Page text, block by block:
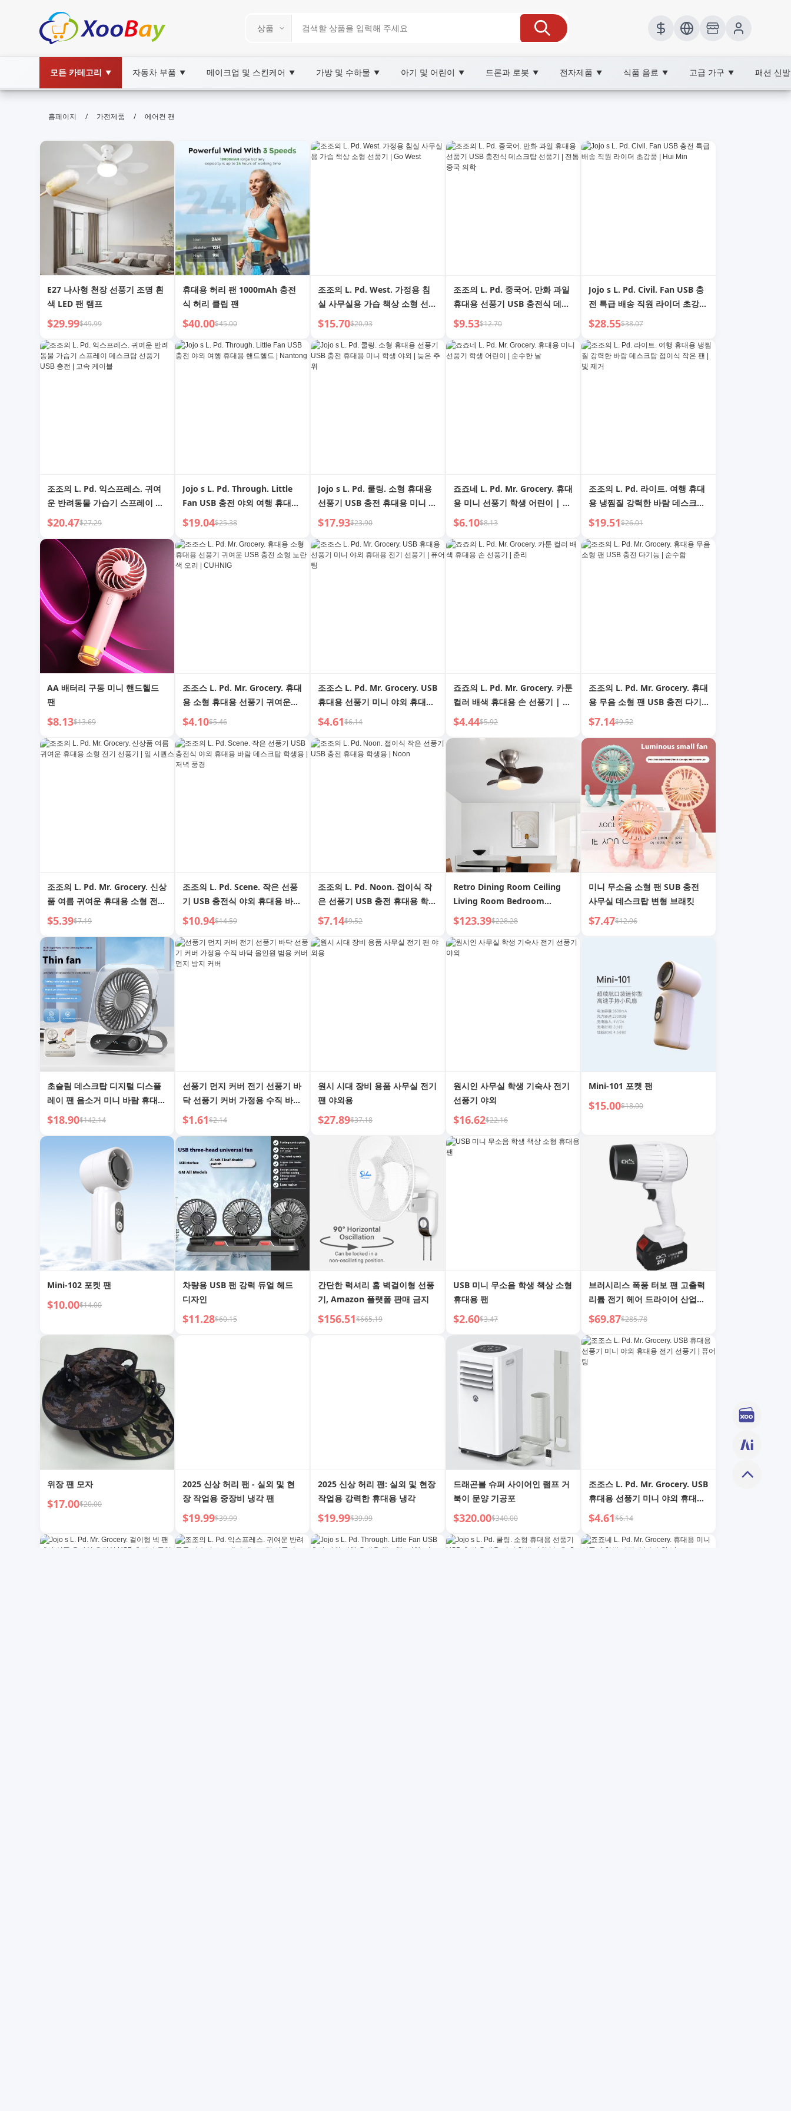
모든 카테고리 ▼ 자동차 부품 ▼ 메이크업 및 스킨케어 ▼ 가방 및 수하물 ▼ 아기 및 어린이 ▼ 드론과 로봇 ▼ 전자제품 ▼ 식품 음료 ▼ 고급 가구 ▼ 패션 신
에어컨 팬 | XOOBAY B2B/B2C Marketplace
에어컨 팬의 작동 원리와 관리 팁을 제시하여 성능 향상과 유지비 절감을 돕는 SEO 친화적 안내
홈페이지 / 가전제품 / 에어컨 팬
E27 나사형 천장 선풍기 조명 흰
색 LED 팬 램프
$29.99$49.99
휴대용 허리 팬 1000mAh 충전
식 허리 클립 팬
$40.00$45.00
조조의 L. Pd. West. 가정용 침
실 사무실용 가습 책상 소형 선풍
기 | Go West
$15.70$20.93
조조의 L. Pd. 중국어. 만화 과일
휴대용 선풍기 USB 충전식 데스
크탑 선풍기 | 전통 중국 의학
$9.53$12.70
Jojo s L. Pd. Civil. Fan USB 충
전 특급 배송 직원 라이더 초강풍
| Hui Min
$28.55$38.07
조조의 L. Pd. 익스프레스. 귀여
운 반려동물 가습기 스프레이 데
스크탑 선풍기 USB 충전 | 고속
케이블
$20.47$27.29
Jojo s L. Pd. Through. Little
Fan USB 충전 야외 여행 휴대용
핸드헬드 | Nantong
$19.04$25.38
Jojo s L. Pd. 쿨링. 소형 휴대용
선풍기 USB 충전 휴대용 미니 학
생 야외 | 늦은 추위
$17.93$23.90
죠죠네 L. Pd. Mr. Grocery. 휴대
용 미니 선풍기 학생 어린이 | 순
수한 날
$6.10$8.13
조조의 L. Pd. 라이트. 여행 휴대
용 냉찜질 강력한 바람 데스크탑
접이식 작은 팬 | 빛 제거
$19.51$26.01
AA 배터리 구동 미니 핸드헬드
팬
$8.13$13.69
조조스 L. Pd. Mr. Grocery. 휴대
용 소형 휴대용 선풍기 귀여운
USB 충전 소형 노란색 오리 |
CUHNIG
$4.10$5.46
조조스 L. Pd. Mr. Grocery. USB
휴대용 선풍기 미니 야외 휴대용
전기 선풍기 | 퓨어 팅
$4.61$6.14
죠죠의 L. Pd. Mr. Grocery. 카툰
컬러 배색 휴대용 손 선풍기 | 춘
리
$4.44$5.92
조조의 L. Pd. Mr. Grocery. 휴대
용 무음 소형 팬 USB 충전 다기
능 | 순수함
$7.14$9.52
조조의 L. Pd. Mr. Grocery. 신상
품 여름 귀여운 휴대용 소형 전기
선풍기 | 잎 시퀀스
$5.39$7.19
조조의 L. Pd. Scene. 작은 선풍
기 USB 충전식 야외 휴대용 바람
데스크탑 학생용 | 저녁 풍경
$10.94$14.59
조조의 L. Pd. Noon. 접이식 작
은 선풍기 USB 충전 휴대용 학생
용 | Noon
$7.14$9.52
Retro Dining Room Ceiling
Living Room Bedroom
Ceiling Fan Lights Simple
Home
$123.39$228.28
미니 무소음 소형 팬 SUB 충전
사무실 데스크탑 변형 브래킷
$7.47$12.96
초슬림 데스크탑 디지털 디스플
레이 팬 음소거 미니 바람 휴대용
USB 충전
$18.90$142.14
선풍기 먼지 커버 전기 선풍기 바
닥 선풍기 커버 가정용 수직 바닥
올인원 범용 커버 먼지 방지 커버
$1.61$2.14
원시 시대 장비 용품 사무실 전기
팬 야외용
$27.89$37.18
원시인 사무실 학생 기숙사 전기
선풍기 야외
$16.62$22.16
Mini-101 포켓 팬
$15.00$18.00
Mini-102 포켓 팬
$10.00$14.00
차량용 USB 팬 강력 듀얼 헤드
디자인
$11.28$60.15
간단한 럭셔리 홈 벽걸이형 선풍
기, Amazon 플랫폼 판매 금지
$156.51$665.19
USB 미니 무소음 학생 책상 소형
휴대용 팬
$2.60$3.47
브러시리스 폭풍 터보 팬 고출력
리튬 전기 헤어 드라이어 산업용
먼지 제거 총
$69.87$285.78
위장 팬 모자
$17.00$20.00
2025 신상 허리 팬 - 실외 및 현
장 작업용 중장비 냉각 팬
$19.99$39.99
2025 신상 허리 팬: 실외 및 현장
작업용 강력한 휴대용 냉각
$19.99$39.99
드래곤볼 슈퍼 사이어인 램프 거
북이 문양 기공포
$320.00$340.00
조조스 L. Pd. Mr. Grocery. USB
휴대용 선풍기 미니 야외 휴대용
전기 선풍기 | 퓨어 팅
$4.61$6.14